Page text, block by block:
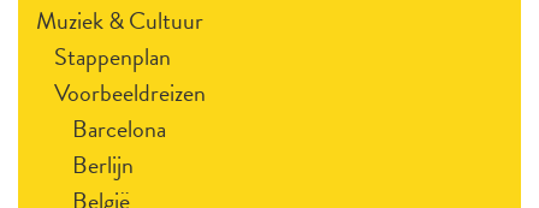
Muziek & Cultuur
Stappenplan
Voorbeeldreizen
Barcelona
Berlijn
België